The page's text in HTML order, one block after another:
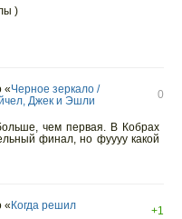
)
«Черное зеркало /
Джек и Эшли
0
чем первая. В Кобрах
финал, но фуууу какой
« Когда решил
+1